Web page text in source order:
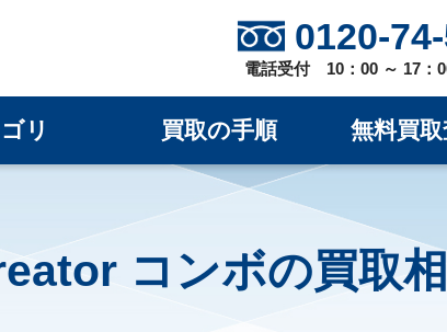
0120-
電話受付 10：00 ～ 17：
リ 買取の手順 無料買
コンボの買取